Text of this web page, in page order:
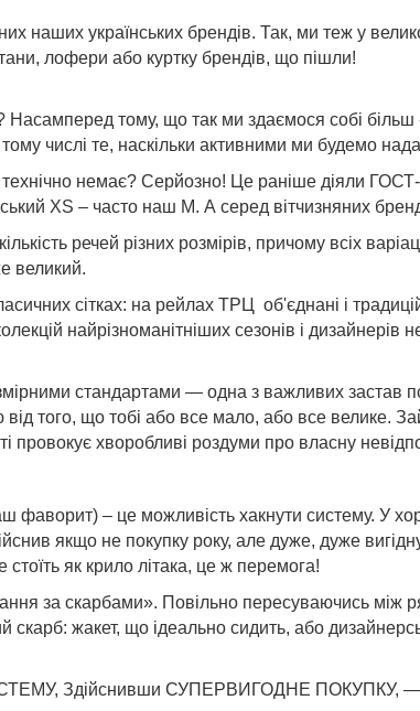
наших українських брендів. Так, ми теж у
лофери або куртку брендів, що пішли!
тому, що так ми здаємося собі
числі те, наскільки активними ми будемо
немає? Серйозно! Це раніше діяли
XS – часто наш М. А серед вітчизняних
речей різних розмірів, причому всіх
великий.
сітках: на рейлах ТРЦ об'єднані і
найрізноманітніших сезонів і дизайнерів
стандартами — одна з важливих застав
від того, що тобі або все мало, або все велике.
провокує хворобливі роздуми про власну
фаворит) – це можливість хакнути систему. У
якщо не покупку року, але дуже, дуже
як крило літака, це ж перемога!
за скарбами». Повільно пересуваючись між
жакет, що ідеально сидить, або
Здійснивши СУПЕРВИГОДНЕ